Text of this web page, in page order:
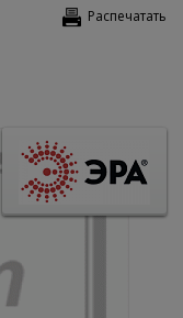
Распечатать